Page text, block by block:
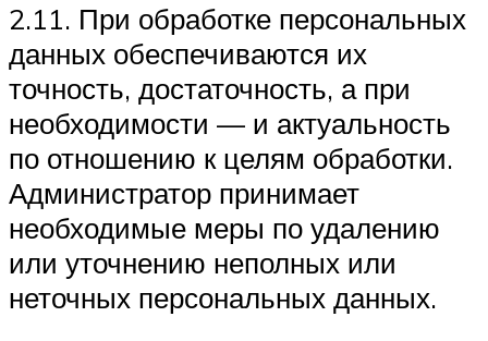
2.11. При обработке персональных
данных обеспечиваются их
точность, достаточность, а при
необходимости — и актуальность
по отношению к целям обработки.
Администратор принимает
необходимые меры по удалению
или уточнению неполных или
неточных персональных данных.